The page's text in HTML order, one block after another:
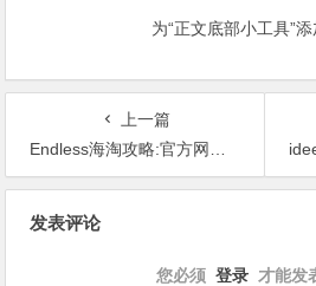
为“正文底部小工具”
上一篇
Endless海淘攻略:官方网站购物流程介绍
发表评论
您必须 登录 才能发